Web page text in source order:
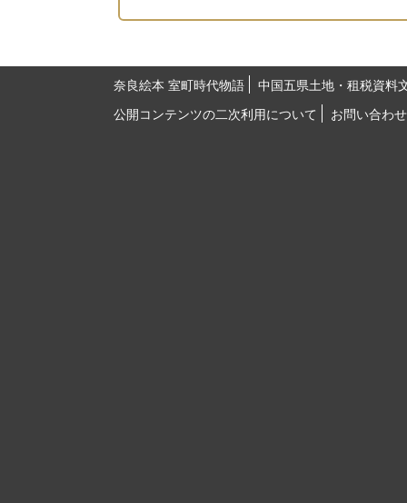
奈良絵本 室町時代物語
中国五県土地・租税資料
公開コンテンツの二次利用について
お問い合わせ